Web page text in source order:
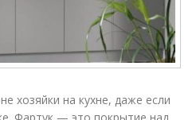
хозяйки на кухне, даже если